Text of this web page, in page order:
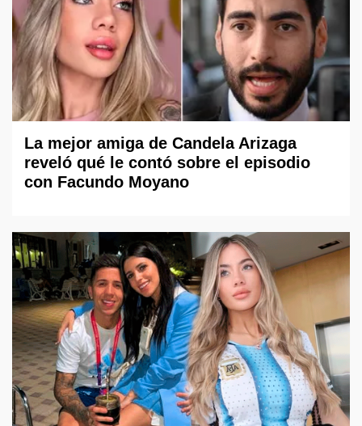
La mejor amiga de Candela Arizaga
reveló qué le contó sobre el episodio
con Facundo Moyano